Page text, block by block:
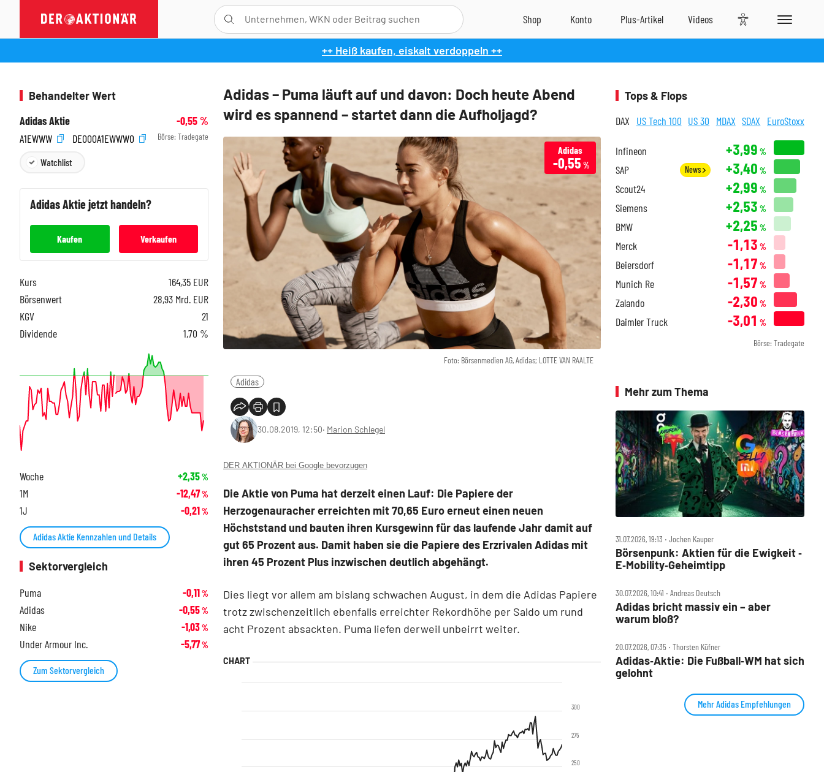
++ Heiß kaufen, eiskalt verdoppeln ++
Adidas – Puma läuft auf und davon: Doch heute Abend
wird es spannend – startet dann die Aufholjagd?
Foto: Börsenmedien AG, Adidas; LOTTE VAN RAALTE
Adidas
-0,55 %
Adidas
30.08.2019, 12:50‧ Marion Schlegel
DER AKTIONÄR bei Google bevorzugen
Die Aktie von Puma hat derzeit einen Lauf: Die Papiere der
Herzogenauracher erreichten mit 70,65 Euro erneut einen neuen
Höchststand und bauten ihren Kursgewinn für das laufende Jahr damit auf
gut 65 Prozent aus. Damit haben sie die Papiere des Erzrivalen Adidas mit
ihren 45 Prozent Plus inzwischen deutlich abgehängt.
Dies liegt vor allem am bislang schwachen August, in dem die Adidas Papiere
trotz zwischenzeitlich ebenfalls erreichter Rekordhöhe per Saldo um rund
acht Prozent absackten. Puma liefen derweil unbeirrt weiter.
250
275
300
Behandelter Wert
Adidas Aktie
-0,55%
A1EWWW
DE000A1EWWW0 Börse: Tradegate
Watchlist
AdidasAktie jetzt handeln?
Kaufen Verkaufen
Kurs 164,35 EUR
Börsenwert
28,93 Mrd. EUR
KGV
21
Dividende
1,70 %
Woche +2,35%
1M -12,47%
1J -0,21%
Adidas Aktie Kennzahlen und Details
Sektorvergleich
Puma
-0,11%
Adidas -0,55%
Nike -1,03%
Under Armour Inc. -5,77%
Zum Sektorvergleich
Tops & Flops
DAX US Tech 100 US 30 MDAX SDAX EuroStoxx
Infineon +3,99 %
SAP News +3,40 %
Scout24 +2,99 %
Siemens +2,53 %
BMW +2,25 %
Merck -1,13 %
Beiersdorf -1,17 %
Munich Re -1,57 %
Zalando -2,30 %
Daimler Truck -3,01 %
Börse: Tradegate
Mehr zum Thema
31.07.2026, 19:13 ‧ Jochen Kauper
Börsenpunk: Aktien für die Ewigkeit ‑
E‑Mobility‑Geheimtipp
30.07.2026, 10:41 ‧ Andreas Deutsch
Adidas bricht massiv ein – aber
warum bloß?
20.07.2026, 07:35 ‧ Thorsten Küfner
Adidas‑Aktie: Die Fußball‑WM hat sich
gelohnt
Mehr Adidas Empfehlungen